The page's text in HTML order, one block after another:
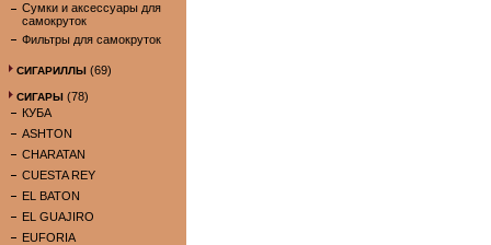
Сумки и аксессуары для
самокруток
Фильтры для самокруток
СИГАРИЛЛЫ (69)
СИГАРЫ (78)
КУБА
ASHTON
CHARATAN
CUESTA REY
EL BATON
EL GUAJIRO
EUFORIA